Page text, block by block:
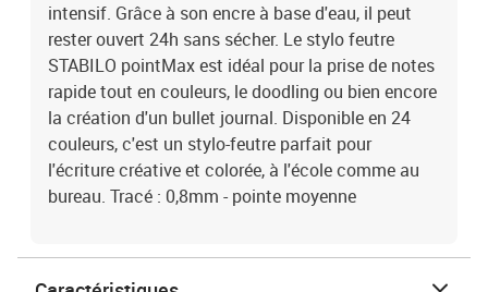
intensif. Grâce à son encre à base d'eau, il peut
rester ouvert 24h sans sécher. Le stylo feutre
STABILO pointMax est idéal pour la prise de notes
rapide tout en couleurs, le doodling ou bien encore
la création d'un bullet journal. Disponible en 24
couleurs, c'est un stylo-feutre parfait pour
l'écriture créative et colorée, à l'école comme au
bureau. Tracé : 0,8mm - pointe moyenne